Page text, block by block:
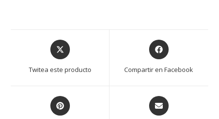
Twitea este producto Compartir en Facebook